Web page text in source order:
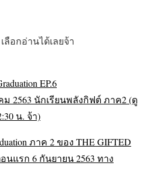
ลือกอ่านได้เลยจ้า
EP.6
2563 นักเรียนพลังกิฟต์ ภาค2 (ดู
น. จ้า)​
ภาค 2 ของ THE GIFTED
นแรก 6 กันยายน 2563 ทาง